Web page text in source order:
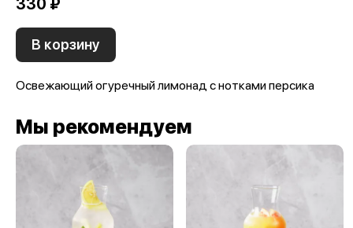
330 ₽
В корзину
Освежающий огуречный лимонад с нотками персика
Мы рекомендуем